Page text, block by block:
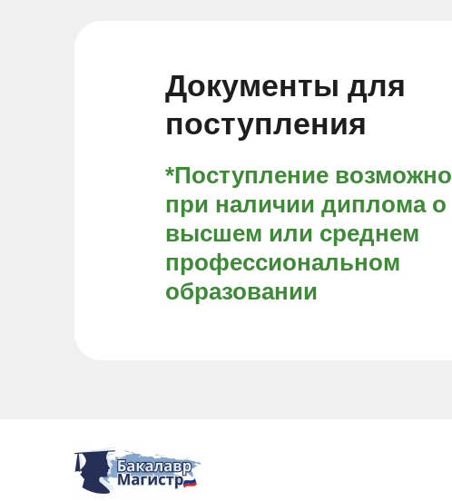
Документы для
поступления
*Поступление возможно
при наличии диплома о
высшем или среднем
профессиональном
образовании